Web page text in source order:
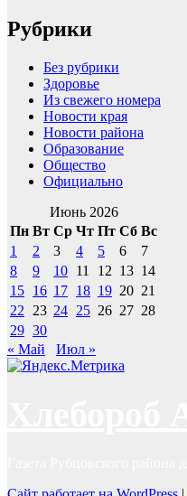
Рубрики
Без рубрики
Здоровье
Из свежего номера
Новости края
Новости района
Образование
Общество
Официально
Июнь 2026
Пн Вт Ср Чт Пт Сб Вс
1
2 3 4 5 6
7
8
9 10 11 12 13 14
15 16 17 18 19 20 21
22
23 24 25 26 27 28
29 30
« Май
Июл »